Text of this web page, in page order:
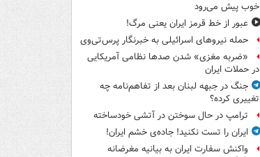
خوب پیش می‌رود
عبور از خط قرمز ایران یعنی مرگ!
حمله نیروهای اسرائیلی به خبرنگار پرس‌تی‌وی
«ضربه مغزی» شدن صدها نظامی آمریکایی
در حملات ایران
جنگ در جبهه لبنان بعد از تفاهم‌نامه چه
تغییری کرده؟
ترامپ در حال سوختن در آتشی خودساخته
ایران را تست نکنید! جاده‌ی خشم ایران!
واکنش سفارت ایران به بیانیه مغرضانه